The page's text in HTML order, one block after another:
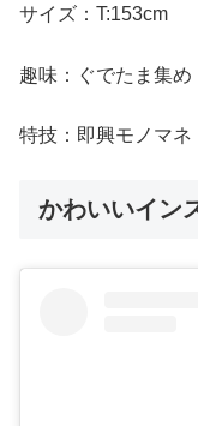
サイズ：T:153cm
趣味：ぐでたま集
特技：即興モノマネ
かわいいイン